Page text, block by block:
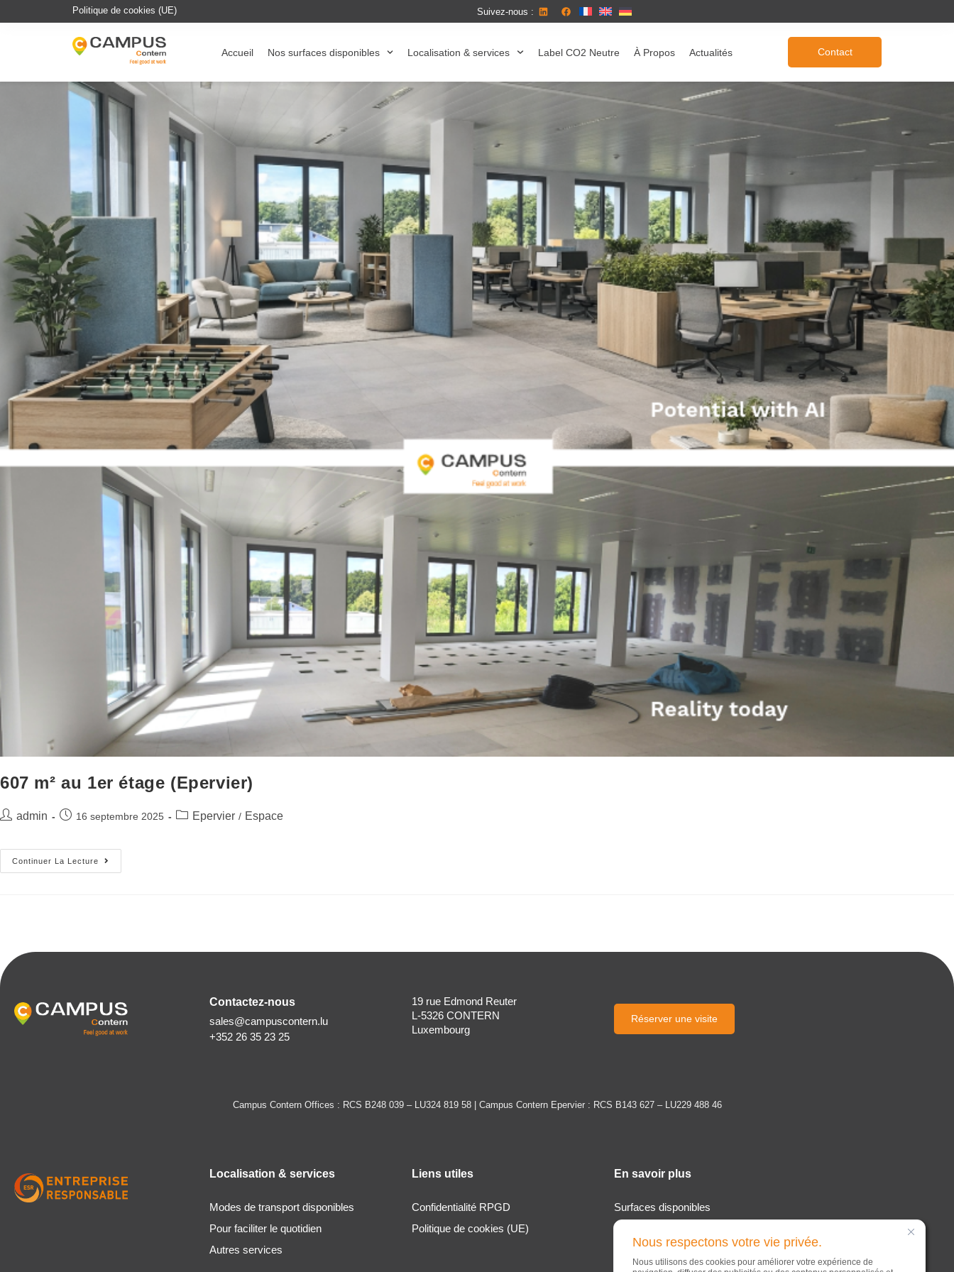
Nous respectons votre vie privée.
Nous utilisons des cookies pour améliorer votre expérience de
Politique de cookies (UE) Suivez-nous :
Accueil Nos surfaces disponibles Localisation & services Label CO2 Neutre À Propos Actualités Contact
607 m² au 1er étage (Epervier)
admin 16 septembre 2025 Epervier / Espace
Continuer La Lecture
Contactez-nous
sales@campuscontern.lu
+352 26 35 23 25
19 rue Edmond Reuter
L-5326 CONTERN
Luxembourg
Réserver une visite
Campus Contern Offices : RCS B248 039 – LU324 819 58 | Campus Contern Epervier : RCS B143 627 – LU229 488 46
Localisation & services
Modes de transport disponibles
Pour faciliter le quotidien
Autres services
Liens utiles
Confidentialité RPGD
Politique de cookies (UE)
En savoir plus
Surfaces disponibles
Localisation & services
À propos